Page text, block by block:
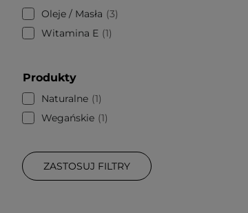
Oleje / Masła
3
Witamina E 1
Produkty
Naturalne 1
Wegańskie 1
ZASTOSUJ FILTRY